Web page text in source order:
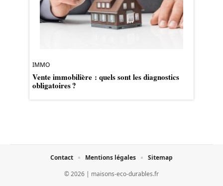
IMMO
Vente immobilière : quels sont les diagnostics
obligatoires ?
© 2026 | maisons-eco-durables.fr
Contact Mentions légales Sitemap